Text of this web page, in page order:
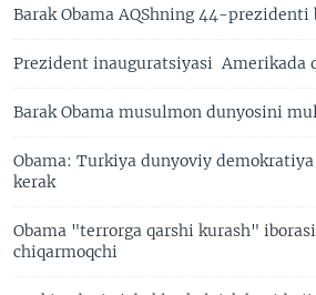
Barak Obama AQShning 44-
Prezident inauguratsiyasi Amerikada
Barak Obama musulmon dunyosini
Obama: Turkiya dunyoviy
kerak
Obama "terrorga qarshi kurash"
chiqarmoqchi